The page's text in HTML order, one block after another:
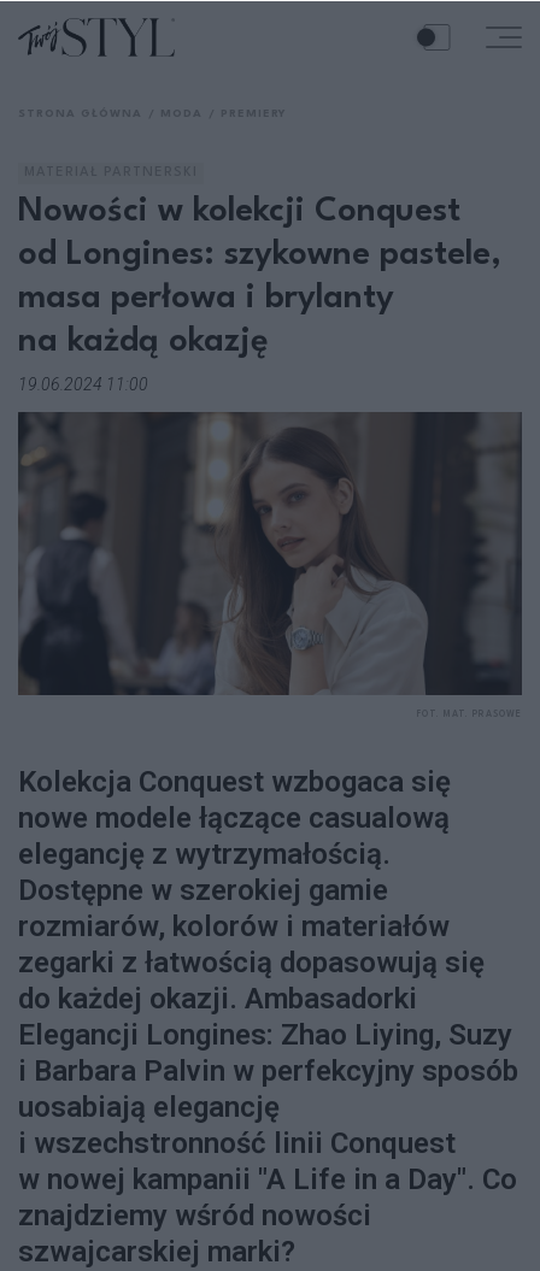
Nowości w kolekcji Conquest
od Longines: szykowne pastele,
masa perłowa i brylanty
na każdą okazję
19.06.2024 11:00
Kolekcja Conquest wzbogaca się
nowe modele łączące casualową
elegancję z wytrzymałością.
Dostępne w szerokiej gamie
rozmiarów, kolorów i materiałów
zegarki z łatwością dopasowują się
do każdej okazji. Ambasadorki
Elegancji Longines: Zhao Liying, Suzy
i Barbara Palvin w perfekcyjny sposób
uosabiają elegancję
i wszechstronność linii Conquest
w nowej kampanii "A Life in a Day". Co
znajdziemy wśród nowości
szwajcarskiej marki?